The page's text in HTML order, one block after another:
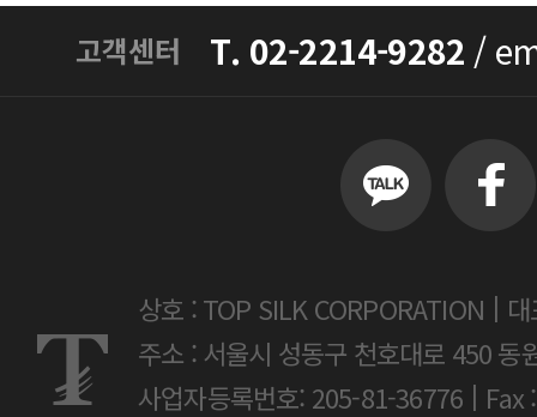
고객센터 T. 02-2214-9282 /
상호 : TOP SILK CORPORATION |
주소 : 서울시 성동구 천호대로 450 동
사업자등록번호: 205-81-36776 | Fax